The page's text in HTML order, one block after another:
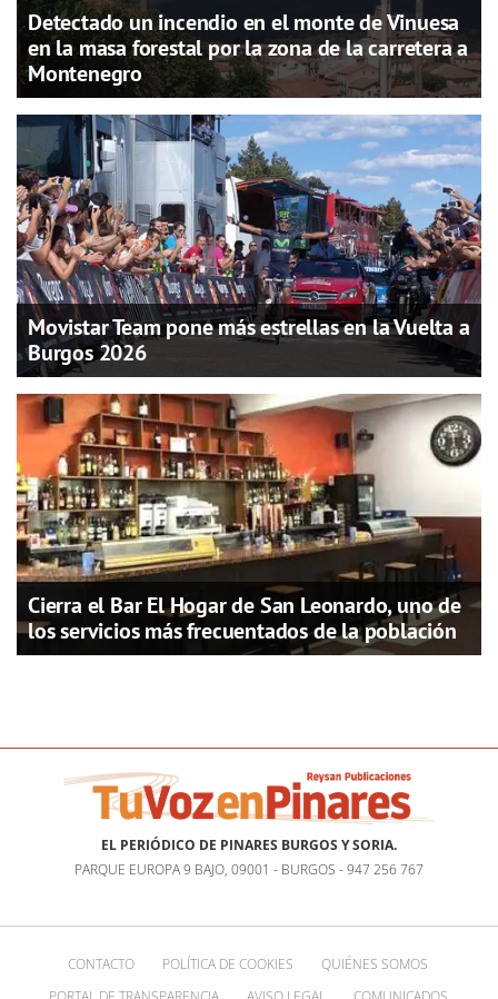
Detectado un incendio en el monte de Vinuesa
en la masa forestal por la zona de la carretera a
Montenegro
Movistar Team pone más estrellas en la Vuelta a
Burgos 2026
Cierra el Bar El Hogar de San Leonardo, uno de
los servicios más frecuentados de la población
EL PERIÓDICO DE PINARES BURGOS Y SORIA.
PARQUE EUROPA 9 BAJO, 09001 - BURGOS - 947 256 767
CONTACTO POLÍTICA DE COOKIES
QUIÉNES SOMOS